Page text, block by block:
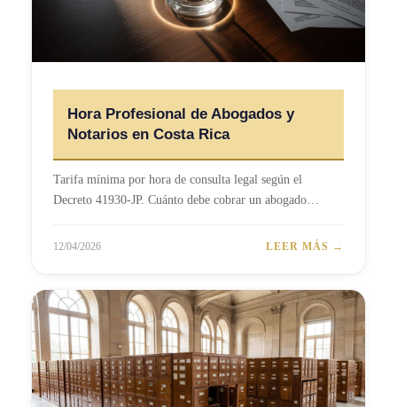
Hora Profesional de Abogados y
Notarios en Costa Rica
Tarifa mínima por hora de consulta legal según el
Decreto 41930-JP. Cuánto debe cobrar un abogado…
12/04/2026 LEER MÁS →